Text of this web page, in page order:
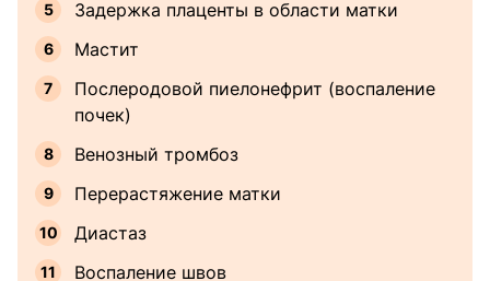
Задержка плаценты в области матки
Мастит
Послеродовой пиелонефрит (воспаление
почек)
Венозный тромбоз
Перерастяжение матки
Диастаз
Воспаление швов